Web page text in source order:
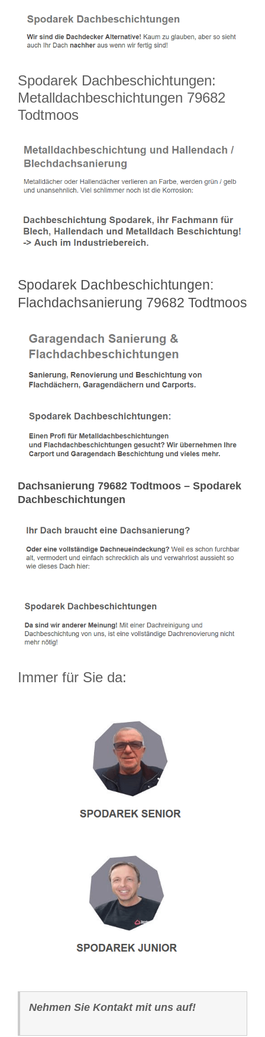
Spodarek Dachbeschichtungen:
Metalldachbeschichtungen 79682
Todtmoos
Spodarek Dachbeschichtungen:
Flachdachsanierung 79682 Todtmoos
Dachsanierung 79682 Todtmoos – Spodarek
Dachbeschichtungen
Immer für Sie da:
Nehmen Sie Kontakt mit uns auf!